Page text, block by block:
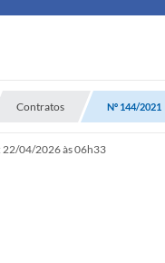
Contratos Nº 144/2021
22/04/2026 às 06h33